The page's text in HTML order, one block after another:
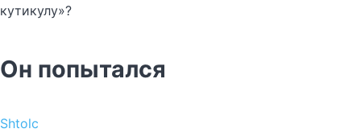
кутикулу»?
Он попытался
Shtolc